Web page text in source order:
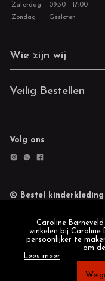
Zaterdag
09:30 - 17:00
Zondag
Gesloten
Wie zijn wij
Veilig Bestellen
Volg ons
© Bestel
Caroline
winkelen bij Caroline
persoonlijker te
om
Lees meer